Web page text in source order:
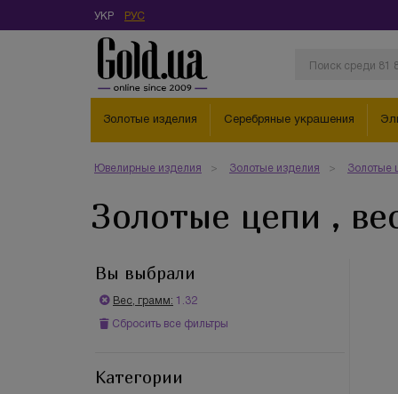
УКР РУС
Золотые изделия Серебряные украшения
Ювелирные изделия Золотые изделия Золотые
Золотые цепи ,
Вы выбрали
Вес, грамм: 1.32
Сбросить все фильтры
Категории